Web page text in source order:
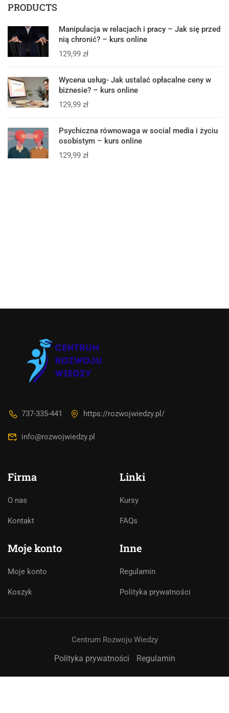
PRODUCTS
Manipulacja w relacjach i pracy – Jak się przed
nią chronić? – kurs online
129,99 zł
Wycena usług- Jak ustalać opłacalne ceny w
biznesie? – kurs online
129,99 zł
Psychiczna równowaga w social media i życiu
osobistym – kurs online
129,99 zł
737-335-441 https://rozwojwiedzy.pl/
info@rozwojwiedzy.pl
Firma
O nas
Kontakt
Linki
Kursy
FAQs
Moje konto
Moje konto
Koszyk
Inne
Regulamin
Polityka prywatności
Centrum Rozwoju Wiedzy
Polityka prywatności Regulamin
asystentem AI. Jak mogę Ci pomóc?